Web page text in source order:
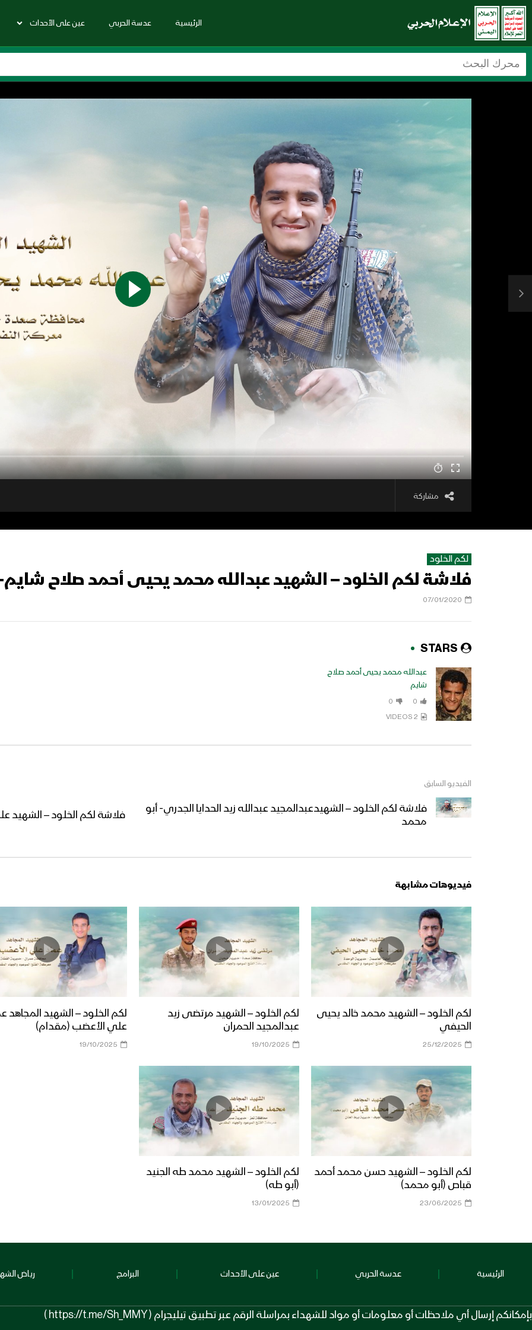
الرئيسية عدسة الحربي عين على الأحداث
مشاركة
لكم الخلود
فلاشة لكم الخلود – الشهيد عبدالله محمد يحيى أحمد صلاح شايم-
07/01/2020
STARS
عبدالله محمد يحيى أحمد صلاح
شايم
0
0
2 VIDEOS
الفيديو السابق
فلاشة لكم الخلود – الشهيدعبدالمجيد عبدالله زيد الحدايا الجدري- أبو
محمد
فلاشة لكم الخلود –
فيديوهات مشابهة
لكم الخلود – الشهيد محمد خالد يحيى
الحيفي
25/12/2025
لكم الخلود – الشهيد مرتضى زيد
عبدالمجيد الحمران
19/10/2025
لكم الخلود – الشهيد المجاهد
علي الأعضب (مقدام)
19/10/2025
لكم الخلود – الشهيد حسن محمد أحمد
قباص (أبو محمد)
23/06/2025
لكم الخلود – الشهيد محمد طه الجنيد
(أبو طه)
13/01/2025
الرئيسية عدسة الحربي عين على الأحداث البرامج رياض
بإمكانكم إرسال أي ملاحظات أو معلومات أو مواد للشهداء بمراسلة الرقم عبر تطبيق تيليجرام ( https://t.me/Sh_MMY )